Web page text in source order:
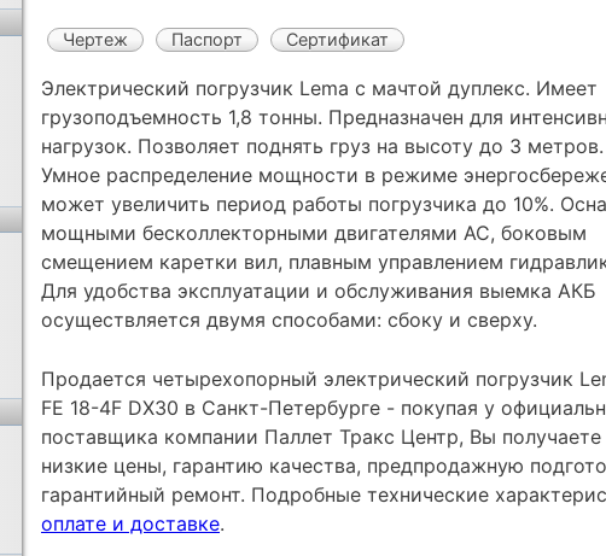
Чертеж Паспорт Сертификат
Электрический погрузчик Lema с мачтой дуплекс. Имеет
грузоподъемность 1,8 тонны. Предназначен для
нагрузок. Позволяет поднять груз на высоту до 3 метров.
Умное распределение мощности в режиме
может увеличить период работы погрузчика до 10%.
мощными бесколлекторными двигателями АС, боковым
смещением каретки вил, плавным управлением
Для удобства эксплуатации и обслуживания выемка АКБ
осуществляется двумя способами: сбоку и сверху.
Продается четырехопорный электрический погрузчик
FE 18-4F DX30 в Санкт-Петербурге - покупая у
поставщика компании Паллет Тракс Центр, Вы получаете
низкие цены, гарантию качества, предпродажную
гарантийный ремонт. Подробные технические
оплате и доставке.